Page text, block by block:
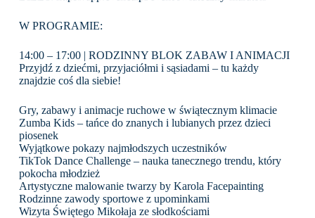
W PROGRAMIE:
14:00 – 17:00 | RODZINNY BLOK ZABAW I ANIMACJI
Przyjdź z dziećmi, przyjaciółmi i sąsiadami – tu każdy
znajdzie coś dla siebie!
Gry, zabawy i animacje ruchowe w świątecznym klimacie
Zumba Kids – tańce do znanych i lubianych przez dzieci
piosenek
Wyjątkowe pokazy najmłodszych uczestników
TikTok Dance Challenge – nauka tanecznego trendu, który
pokocha młodzież
Artystyczne malowanie twarzy by Karola Facepainting
Rodzinne zawody sportowe z upominkami
Wizyta Świętego Mikołaja ze słodkościami